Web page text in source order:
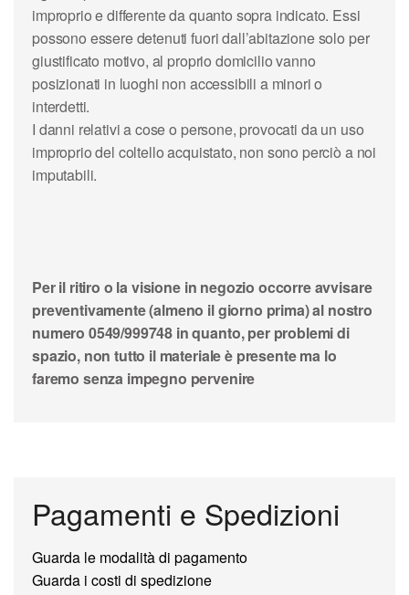
improprio e differente da quanto sopra indicato. Essi
possono essere detenuti fuori dall’abitazione solo per
giustificato motivo, al proprio domicilio vanno
posizionati in luoghi non accessibili a minori o
interdetti.
I danni relativi a cose o persone, provocati da un uso
improprio del coltello acquistato, non sono perciò a noi
imputabili.
Per il ritiro o la visione in negozio occorre avvisare
preventivamente (almeno il giorno prima) al nostro
numero 0549/999748 in quanto, per problemi di
spazio, non tutto il materiale è presente ma lo
faremo senza impegno pervenire
Pagamenti e Spedizioni
Guarda le modalità di pagamento
Guarda i costi di spedizione